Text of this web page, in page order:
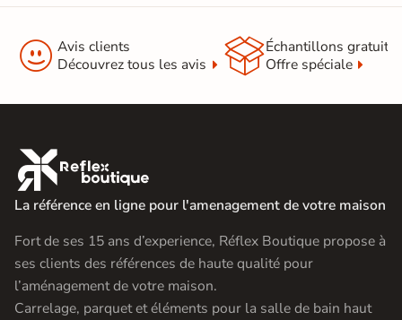
 Avis clients
Découvrez tous les avis
Échantillons gratuit
Offre spéciale

La référence en ligne pour l'amenagement de votre maison
Fort de ses 15 ans d’experience, Réflex Boutique propose à
ses clients des références de haute qualité pour
l’aménagement de votre maison.
Carrelage, parquet et éléments pour la salle de bain haut